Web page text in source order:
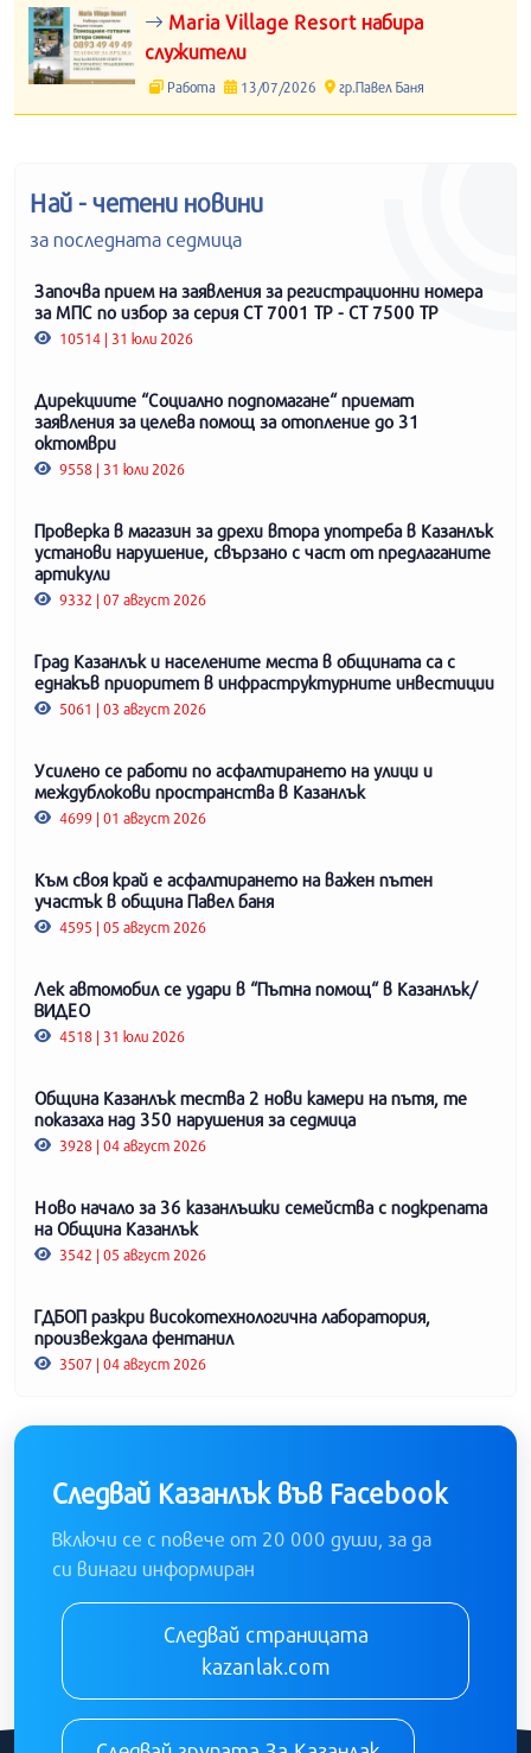
Maria Village Resort набира
служители
Работа 13/07/2026 гр.Павел Баня
Най - четени новини
за последната седмица
Започва прием на заявления за регистрационни номера
за МПС по избор за серия СТ 7001 ТР - СТ 7500 ТР
10514 | 31 юли 2026
Дирекциите “Социално подпомагане“ приемат
заявления за целева помощ за отопление до 31
октомври
9558 | 31 юли 2026
Проверка в магазин за дрехи втора употреба в Казанлък
установи нарушение, свързано с част от предлаганите
артикули
9332 | 07 август 2026
Град Казанлък и населените места в общината са с
еднакъв приоритет в инфраструктурните инвестиции
5061 | 03 август 2026
Усилено се работи по асфалтирането на улици и
междублокови пространства в Казанлък
4699 | 01 август 2026
Към своя край е асфалтирането на важен пътен
участък в община Павел баня
4595 | 05 август 2026
Лек автомобил се удари в “Пътна помощ“ в Казанлък/
ВИДЕО
4518 | 31 юли 2026
Община Казанлък тества 2 нови камери на пътя, те
показаха над 350 нарушения за седмица
3928 | 04 август 2026
Ново начало за 36 казанлъшки семейства с подкрепата
на Община Казанлък
3542 | 05 август 2026
ГДБОП разкри високотехнологична лаборатория,
произвеждала фентанил
3507 | 04 август 2026
Следвай Казанлък във Facebook
Включи се с повече от 20 000 души, за да
си винаги информиран
Следвай страницата
kazanlak.com